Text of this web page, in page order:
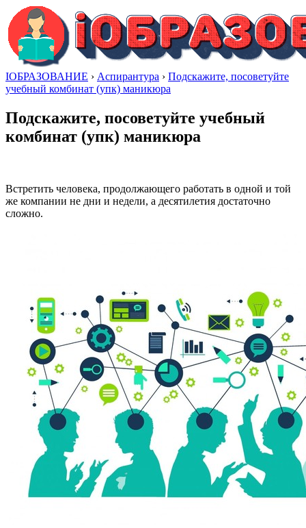
IОБРАЗОВАНИЕ › Аспирантура › Подскажите, посоветуйте
учебный комбинат (упк) маникюра
Подскажите, посоветуйте учебный
комбинат (упк) маникюра
Встретить человека, продолжающего работать в одной и той
же компании не дни и недели, а десятилетия достаточно
сложно.